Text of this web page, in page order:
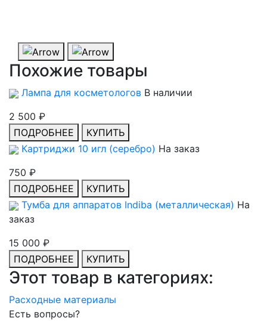
Похожие товары
Лампа для косметологов В наличии
2 500 ₽
ПОДРОБНЕЕ
КУПИТЬ
Картриджи 10 игл (серебро) На заказ
750 ₽
ПОДРОБНЕЕ
КУПИТЬ
Тумба для аппаратов Indiba (металлическая) На
заказ
15 000 ₽
ПОДРОБНЕЕ
КУПИТЬ
Этот товар в категориях:
Расходные материалы
Есть вопросы?